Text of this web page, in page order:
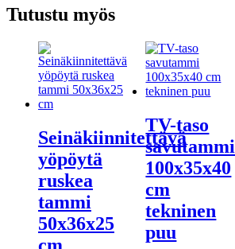
puu
määrä
Tutustu myös
Seinäkiinnitettävä
yöpöytä
ruskea
tammi
50x36x25
cm
TV-taso
savutammi
100x35x40
cm
tekninen
puu